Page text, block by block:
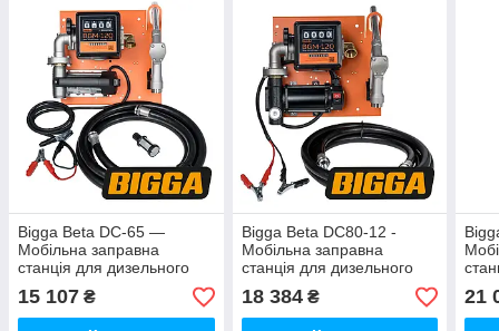
Bigga Beta DC-65 —
Мобільна заправна
станція для дизельного
палива з витратою, 12/24
В, 45/65 л/хв
15 107 ₴
Bigga Beta DC80-12 -
Мобільна заправна
станція для дизельного
палива з витратоміром, 12
вольт, 80 л/хв
18 384₴ 21